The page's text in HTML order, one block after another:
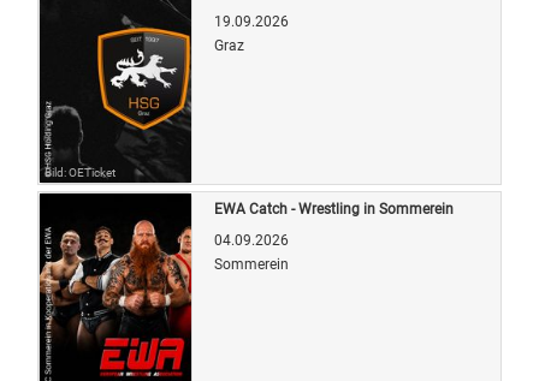
Bild: OETicket
19.09.2026
Graz
EWA Catch - Wrestling in Sommerein
04.09.2026
Sommerein